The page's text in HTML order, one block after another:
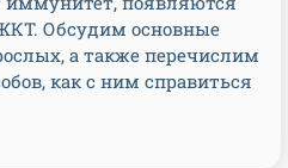
Обсудим основные
а также перечислим
как с ним справиться